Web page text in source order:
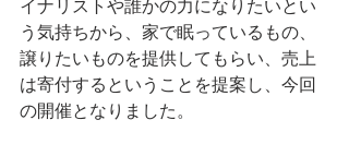
イナリストや誰かの力になりたいとい
う気持ちから、家で眠っているもの、
譲りたいものを提供してもらい、売上
は寄付するということを提案し、今回
の開催となりました。